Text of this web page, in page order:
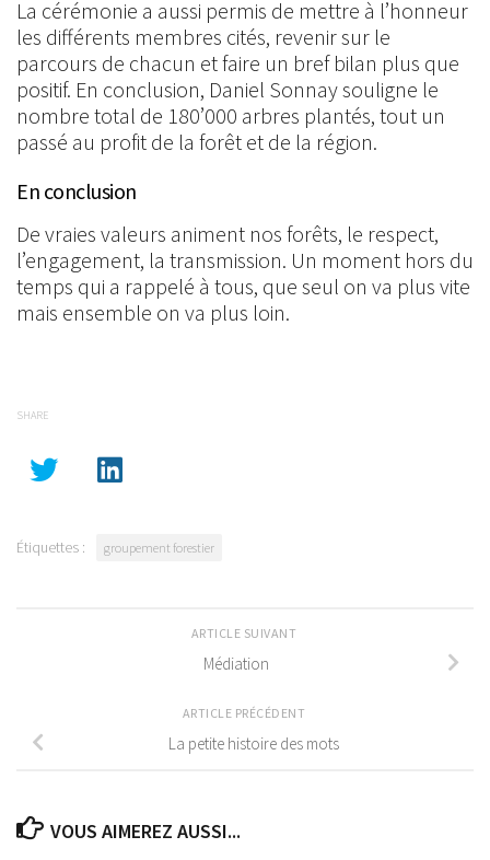
La cérémonie a aussi permis de mettre à l’honneur
les différents membres cités, revenir sur le
parcours de chacun et faire un bref bilan plus que
positif. En conclusion, Daniel Sonnay souligne le
nombre total de 180’000 arbres plantés, tout un
passé au profit de la forêt et de la région.
En conclusion
De vraies valeurs animent nos forêts, le respect,
l’engagement, la transmission. Un moment hors du
temps qui a rappelé à tous, que seul on va plus vite
mais ensemble on va plus loin.
SHARE
Étiquettes : groupement forestier
ARTICLE SUIVANT
Médiation
ARTICLE PRÉCÉDENT
La petite histoire des mots
VOUS AIMEREZ AUSSI...